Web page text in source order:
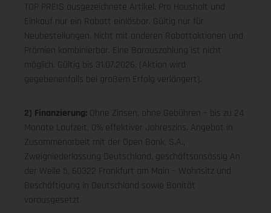
TOP PREIS ausgezeichnete Artikel. Pro Haushalt und
Einkauf nur ein Rabatt einlösbar. Gültig nur für
Neubestellungen. Nicht mit anderen Rabattaktionen und
Prämien kombinierbar. Eine Barauszahlung ist nicht
möglich. Gültig bis 31.07.2026. (Aktion wird
gegebenenfalls bei großem Erfolg verlängert).
2) Finanzierung: Ohne Zinsen, ohne Gebühren – bis zu 24
Monate Laufzeit, 0% effektiver Jahreszins. Angebot in
Zusammenarbeit mit der Open Bank, S.A.,
Zweigniederlassung Deutschland, geschäftsansässig An
der Welle 5, 60322 Frankfurt am Main – Wohnsitz und
Beschäftigung in Deutschland sowie Bonität
vorausgesetzt